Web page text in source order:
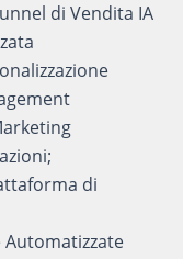
di Vendita IA
di
Automatizzate